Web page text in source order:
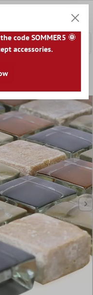
code SOMMER5 🌞
accessories.